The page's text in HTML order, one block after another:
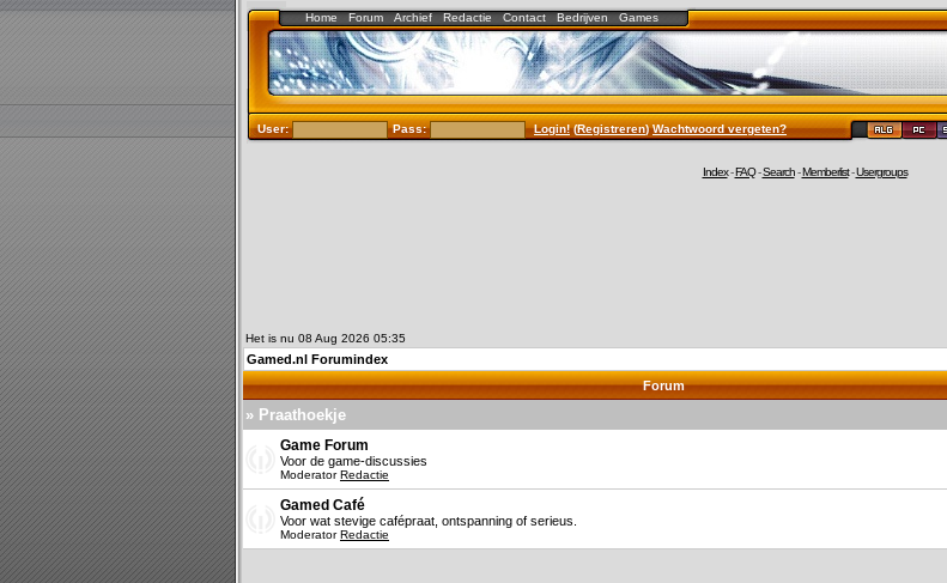
Home Forum Archief Redactie Contact Bedrijven Games
User: Pass: Login!(Registreren)Wachtwoord vergeten?
Index-FAQ-Search-Memberlist-Usergroups
Het is nu 08 Aug 2026 05:35
Gamed.nl Forumindex
Forum
» Praathoekje
Game Forum
Voor de game-discussies
ModeratorRedactie
Gamed Café
Voor wat stevige cafépraat, ontspanning of serieus.
ModeratorRedactie